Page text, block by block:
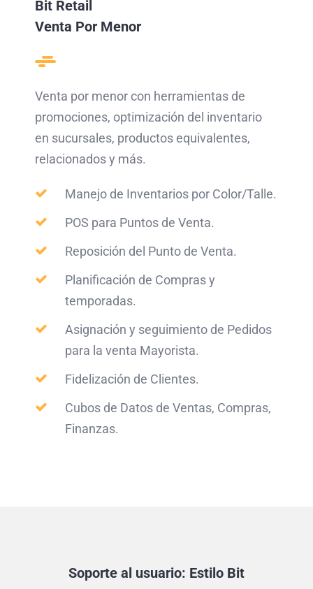
Bit Retail
Venta Por Menor
Venta por menor con herramientas de
promociones, optimización del inventario
en sucursales, productos equivalentes,
relacionados y más.
Manejo de Inventarios por Color/Talle.
POS para Puntos de Venta.
Reposición del Punto de Venta.
Planificación de Compras y
temporadas.
Asignación y seguimiento de Pedidos
para la venta Mayorista.
Fidelización de Clientes.
Cubos de Datos de Ventas, Compras,
Finanzas.
Soporte al usuario: Estilo Bit